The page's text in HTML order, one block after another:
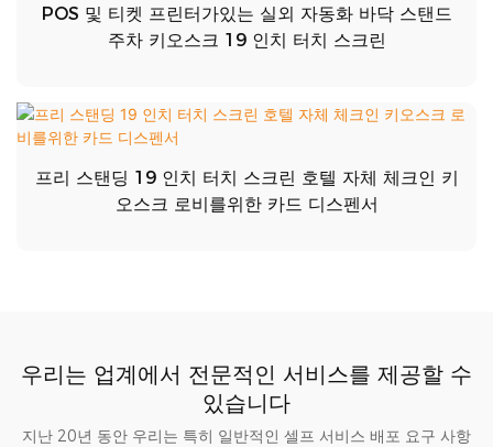
POS 및 티켓 프린터가있는 실외 자동화 바닥 스탠드
주차 키오스크 19 인치 터치 스크린
프리 스탠딩 19 인치 터치 스크린 호텔 자체 체크인 키
오스크 로비를위한 카드 디스펜서
우리는 업계에서 전문적인 서비스를 제공할 수
있습니다
지난 20년 동안 우리는 특히 일반적인 셀프 서비스 배포 요구 사항